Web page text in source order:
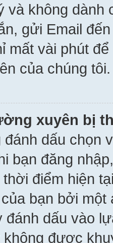
và không
gửi Email
mất vài phút
của chúng tôi.
xuyên bị
đánh dấu chọn
bạn đăng
điểm hiện
bạn bởi
đánh dấu vào
được